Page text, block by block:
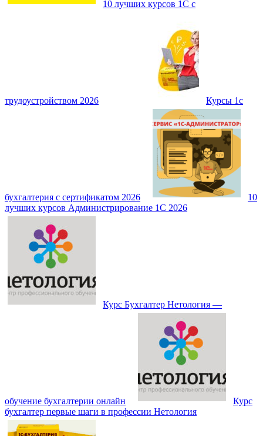
10 лучших курсов 1С с
трудоустройством 2026 Курсы 1с
бухгалтерия с сертификатом 2026
10
лучших курсов Администрирование 1С 2026
Курс Бухгалтер Нетология —
обучение бухгалтерии онлайн
Курс
бухгалтер первые шаги в профессии Нетология